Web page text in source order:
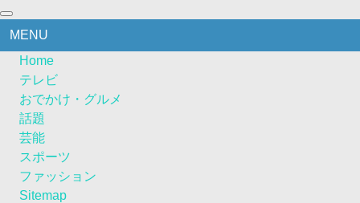
MENU
Home
テレビ
おでかけ・グルメ
話題
芸能
スポーツ
ファッション
Sitemap